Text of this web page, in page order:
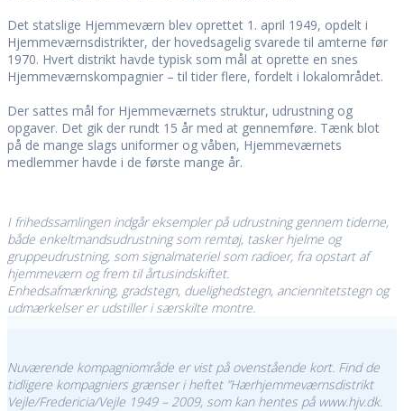
Det statslige Hjemmeværn blev oprettet 1. april 1949, opdelt i
Hjemmeværnsdistrikter, der hovedsagelig svarede til amterne før
1970. Hvert distrikt havde typisk som mål at oprette en snes
Hjemmeværnskompagnier – til tider flere, fordelt i lokalområdet.
Der sattes mål for Hjemmeværnets struktur, udrustning og
opgaver. Det gik der rundt 15 år med at gennemføre. Tænk blot
på de mange slags uniformer og våben, Hjemmeværnets
medlemmer havde i de første mange år.
I frihedssamlingen indgår eksempler på udrustning gennem tiderne,
både enkeltmandsudrustning som remtøj, tasker hjelme og
gruppeudrustning, som signalmateriel som radioer, fra opstart af
hjemmeværn og frem til årtusindskiftet.
Enhedsafmærkning, gradstegn, duelighedstegn, anciennitetstegn og
udmærkelser er udstiller i særskilte montre.
Nuværende kompagniområde er vist på ovenstående kort. Find de
tidligere kompagniers grænser i heftet ”Hærhjemmeværnsdistrikt
Vejle/Fredericia/Vejle 1949 – 2009, som kan hentes på www.hjv.dk.